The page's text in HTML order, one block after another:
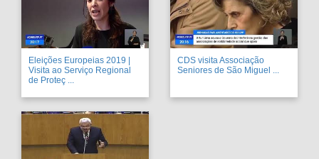
Eleições Europeias 2019 |
Visita ao Serviço Regional
de Proteç ...
CDS visita Associação
Seniores de São Miguel ...